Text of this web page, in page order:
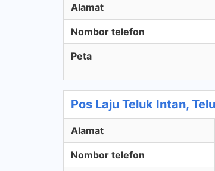
Alamat
Nombor telefon
Peta
Pos Laju Teluk Intan,
Alamat
Nombor telefon